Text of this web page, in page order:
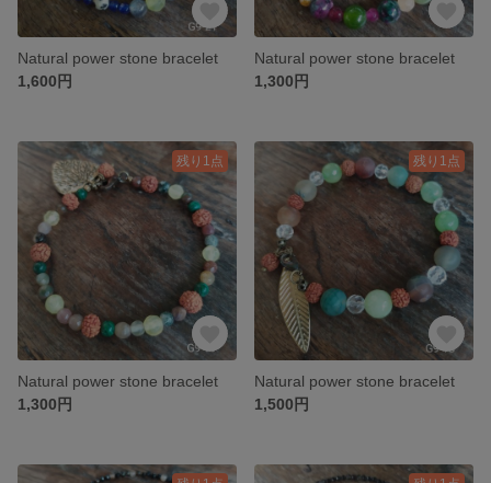
Natural power stone bracelet
1,600円
Natural power stone bracelet
1,300円
残り1点
Natural power stone bracelet
1,300円
残り1点
Natural power stone bracelet
1,500円